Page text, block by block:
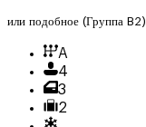
или подобное (Группа B2)
A
4
3
2